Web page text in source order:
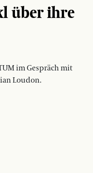
über ihre
im Gespräch mit
Loudon.